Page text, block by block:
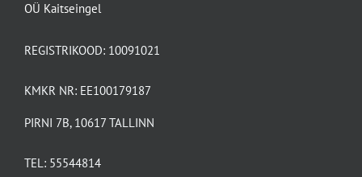
OÜ Kaitseingel
REGISTRIKOOD: 10091021
KMKR NR: EE100179187
PIRNI 7B, 10617 TALLINN
TEL: 55544814